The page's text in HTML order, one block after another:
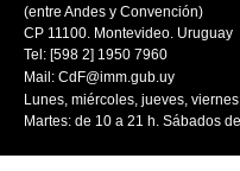
(entre Andes y Convención)
CP 11100. Montevideo. Uruguay
Tel: [598 2] 1950 7960
Mail: CdF@imm.gub.uy
Lunes, miércoles, jueves,
Martes: de 10 a 21 h. Sábados